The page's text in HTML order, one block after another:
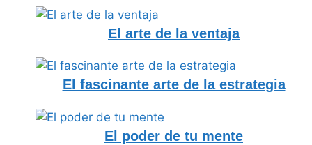
El arte de la ventaja
El fascinante arte de la estrategia
El poder de tu mente